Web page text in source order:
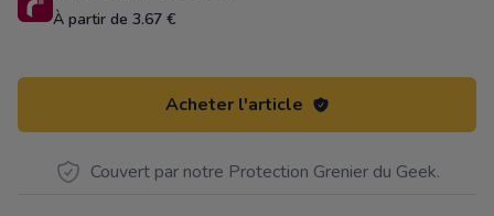
À partir de 3.67 €
Acheter l'article
Couvert par notre Protection Grenier du Geek.